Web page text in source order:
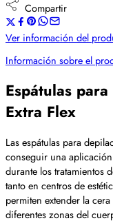
Compartir
Ver información del
Información sobre el
Espátulas
Extra Flex
Las espátulas para
conseguir una
durante los tratamientos
tanto en centros de
permiten extender la
diferentes zonas del